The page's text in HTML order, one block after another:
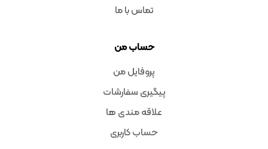
تماس با ما
حساب من
پروفایل من
پیگیری سفارشات
علاقه مندی ها
حساب کاربری